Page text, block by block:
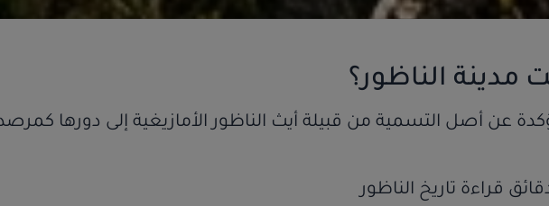
مدينة الناظور؟
عن أصل التسمية من قبيلة أيث الناظور الأمازيغية إلى دورها